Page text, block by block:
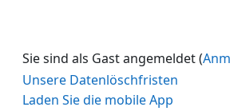
Sie sind als Gast angemeldet (
Unsere Datenlöschfristen
Laden Sie die mobile App